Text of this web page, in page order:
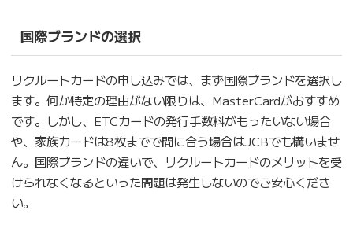
国際ブランドの選択
リクルートカードの申し込みでは、まず国際ブランドを選択し
ます。何か特定の理由がない限りは、MasterCardがおすすめ
です。しかし、ETCカードの発行手数料がもったいない場合
や、家族カードは8枚までで間に合う場合はJCBでも構いませ
ん。国際ブランドの違いで、リクルートカードのメリットを受
けられなくなるといった問題は発生しないのでご安心くださ
い。